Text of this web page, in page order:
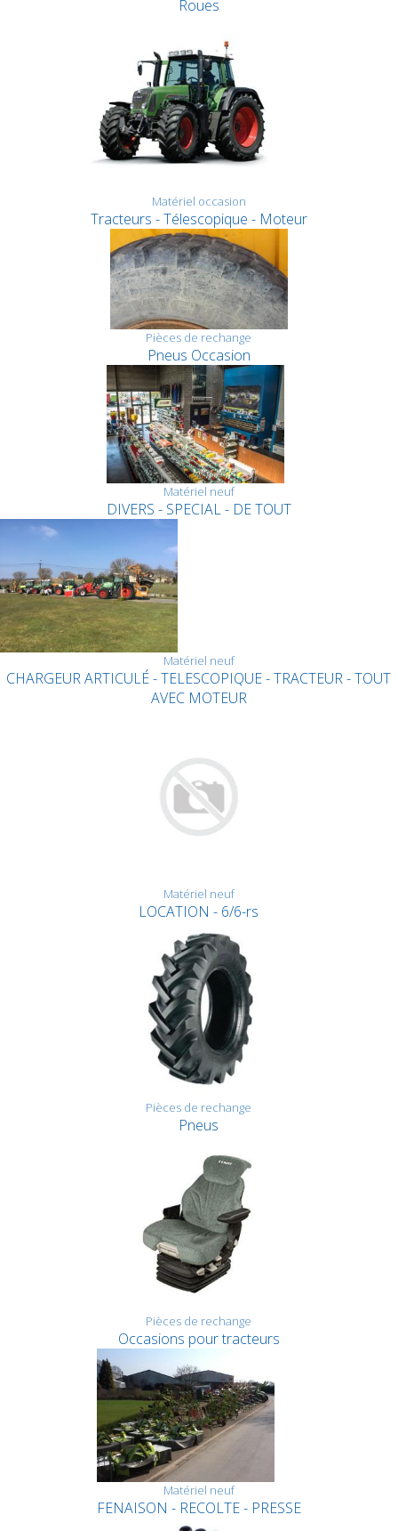
Roues
Matériel occasion
Tracteurs - Télescopique - Moteur
Pièces de rechange
Pneus Occasion
Matériel neuf
DIVERS - SPECIAL - DE TOUT
Matériel neuf
CHARGEUR ARTICULÉ - TELESCOPIQUE - TRACTEUR - TOUT
AVEC MOTEUR
Matériel neuf
LOCATION - 6/6-rs
Pièces de rechange
Pneus
Pièces de rechange
Occasions pour tracteurs
Matériel neuf
FENAISON - RECOLTE - PRESSE